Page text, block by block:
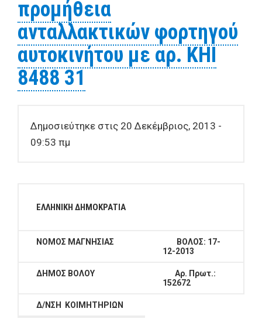
προμήθεια
ανταλλακτικών φορτηγού
αυτοκινήτου με αρ. ΚΗΙ
8488 31
Δημοσιεύτηκε στις 20 Δεκέμβριος, 2013 -
09:53 πμ
ΕΛΛΗΝΙΚΗ ΔΗΜΟΚΡΑΤΙΑ
ΝΟΜΟΣ ΜΑΓΝΗΣΙΑΣ ΒΟΛΟΣ: 17-
12-2013
ΔΗΜΟΣ ΒΟΛΟΥ
Αρ. Πρωτ.:
152672
Δ/ΝΣΗ ΚΟΙΜΗΤΗΡΙΩΝ